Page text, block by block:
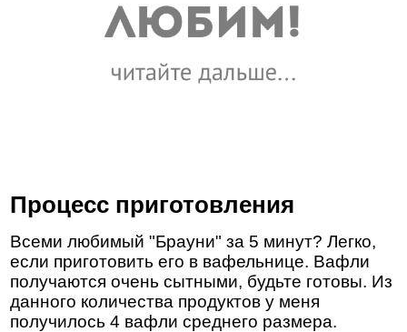
Процесс приготовления
Всеми любимый "Брауни" за 5 минут? Легко,
если приготовить его в вафельнице. Вафли
получаются очень сытными, будьте готовы. Из
данного количества продуктов у меня
получилось 4 вафли среднего размера.